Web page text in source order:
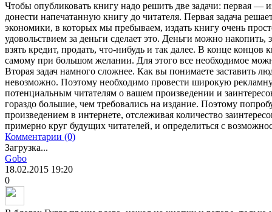
Чтобы опубликовать книгу надо решить две задачи: первая —
донести напечатанную книгу до читателя. Первая задача
экономики, в которых мы пребываем, издать книгу очень
удовольствием за деньги сделает это. Деньги можно накопить,
взять кредит, продать, что-нибудь и так далее. В конце концов
самому при большом желании. Для этого все необходимое
Вторая задач намного сложнее. Как вы понимаете заставить
невозможно. Поэтому необходимо провести широкую
потенциальным читателям о вашем произведении и
гораздо большие, чем требовались на издание. Поэтому
произведением в интернете, отслеживая количество
примерно круг будущих читателей, и определиться с
Комментарии (0)
Загрузка...
Gobo
18.02.2015 19:20
0